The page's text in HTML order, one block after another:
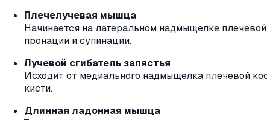
Плечелучевая мышца
Начинается на латеральном надмыщелке
пронации и супинации.
Лучевой сгибатель запястья
Исходит от медиального надмыщелка плечевой
кисти.
Длинная ладонная мышца